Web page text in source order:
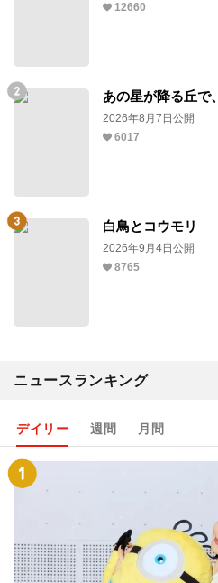
12660
あの星が降る丘で
2026年8月7日公開
6017
白鳥とコウモリ
2026年9月4日公開
8765
ニュースランキング
デイリー 週間 月間